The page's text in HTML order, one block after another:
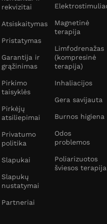
rekvizitai
Atsiskaitymas
Pristatymas
Garantija ir
grąžinimas
Pirkimo
taisyklės
Pirkėjų
atsiliepimai
Privatumo
politika
Slapukai
Slapukų
nustatymai
Partneriai
Magnetinė
terapija
Limfodrenažas
(kompresinė
terapija)
Inhaliacijos
Gera savijauta
Burnos higiena
Odos
problemos
Poliarizuotos
šviesos terapija